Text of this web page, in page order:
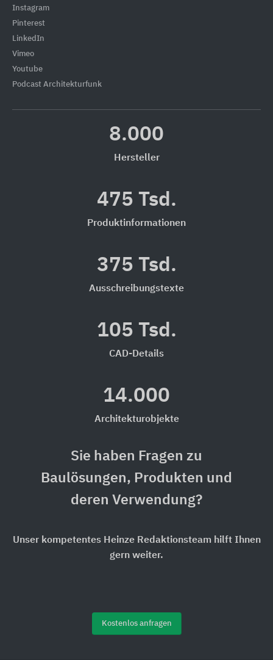
Instagram
Pinterest
LinkedIn
Vimeo
Youtube
Podcast Architekturfunk
8.000
Hersteller
475 Tsd.
Produktinformationen
375 Tsd.
Ausschreibungstexte
105 Tsd.
CAD-Details
14.000
Architekturobjekte
Sie haben Fragen zu
Baulösungen, Produkten und
deren Verwendung?
Unser kompetentes Heinze Redaktionsteam hilft Ihnen
gern weiter.
Kostenlos anfragen